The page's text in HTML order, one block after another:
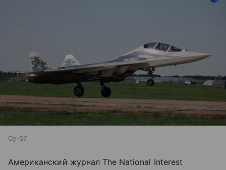
Су-57
Американский журнал The National Interest